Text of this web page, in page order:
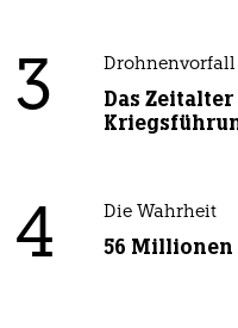
3
Das
4 Die Wahrheit
56 Millionen